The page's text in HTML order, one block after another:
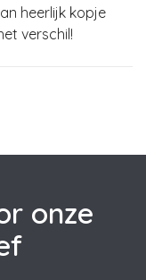
heerlijk kopje
verschil!
onze